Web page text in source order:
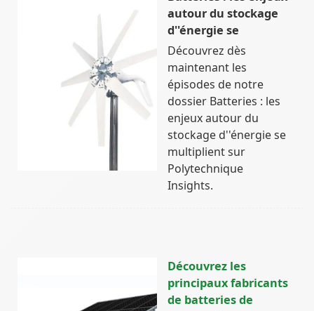
autour du stockage
d''énergie se
Découvrez dès
maintenant les
épisodes de notre
dossier Batteries : les
enjeux autour du
stockage d''énergie se
multiplient sur
Polytechnique
Insights.
Découvrez les
principaux fabricants
de batteries de